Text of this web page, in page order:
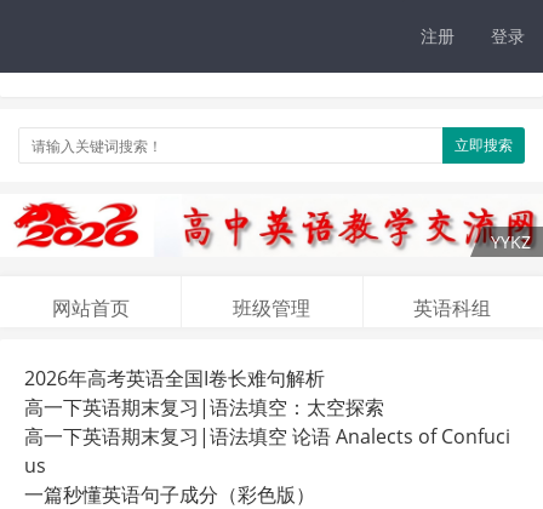
注册 登录
立即搜索
网站首页 班级管理 英语科组
2026年高考英语全国I卷长难句解析
高一下英语期末复习|语法填空：太空探索
高一下英语期末复习|语法填空 论语 Analects of Confuci
us
一篇秒懂英语句子成分（彩色版）